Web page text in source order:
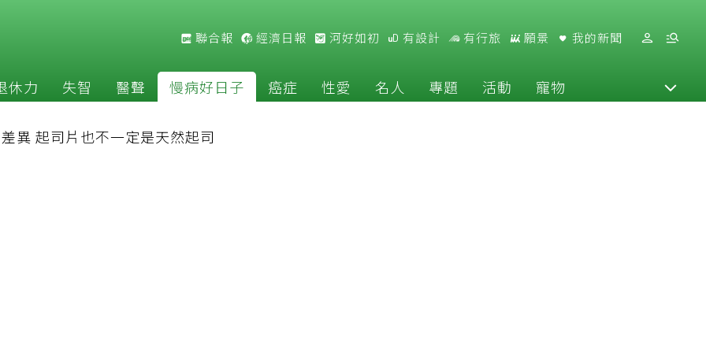
聯合報 經濟日報 河好如初 有設計 有行旅 願景 我的新聞
休力 失智 醫聲 慢病好日子 癌症 性愛 名人 專題 活動 寵物
異 起司片也不一定是天然起司